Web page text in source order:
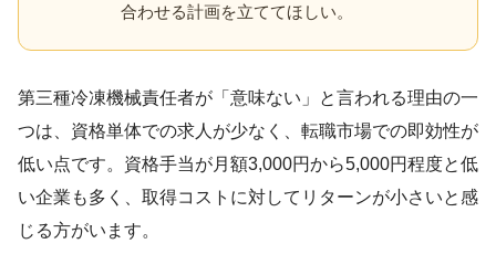
合わせる計画を立ててほしい。
第三種冷凍機械責任者が「意味ない」と言われる理由の一
つは、資格単体での求人が少なく、転職市場での即効性が
低い点です。資格手当が月額3,000円から5,000円程度と低
い企業も多く、取得コストに対してリターンが小さいと感
じる方がいます。